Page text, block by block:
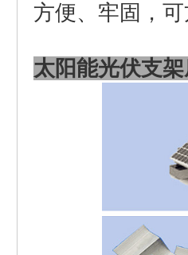
方便、牢固，
太阳能光伏支